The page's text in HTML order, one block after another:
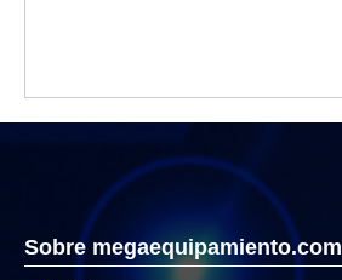
Sobre megaequipamiento.com